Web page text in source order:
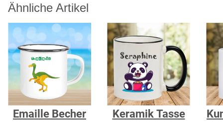
Ähnliche Artikel
Emaille Becher
Keramik Tasse